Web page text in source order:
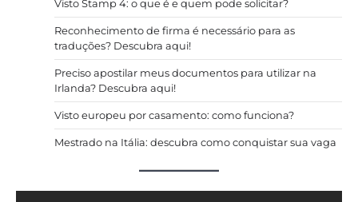
Visto Stamp 4: o que é e quem pode solicitar?
Reconhecimento de firma é necessário para as
traduções? Descubra aqui!
Preciso apostilar meus documentos para utilizar na
Irlanda? Descubra aqui!
Visto europeu por casamento: como funciona?
Mestrado na Itália: descubra como conquistar sua vaga